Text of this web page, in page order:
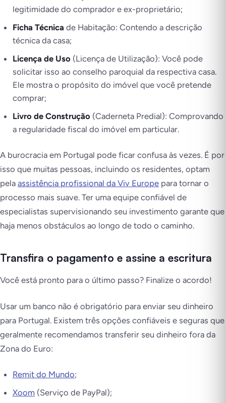
legitimidade do comprador e ex-proprietário;
Ficha Técnica de Habitação: Contendo a descrição
técnica da casa;
Licença de Uso (Licença de Utilização): Você pode
solicitar isso ao conselho paroquial da respectiva casa.
Ele mostra o propósito do imóvel que você pretende
comprar;
Livro de Construção (Caderneta Predial): Comprovando
a regularidade fiscal do imóvel em particular.
A burocracia em Portugal pode ficar confusa às vezes. É por
isso que muitas pessoas, incluindo os residentes, optam
pela assistência profissional da Viv Europe para tornar o
processo mais suave. Ter uma equipe confiável de
especialistas supervisionando seu investimento garante que
haja menos obstáculos ao longo de todo o caminho.
Transfira o pagamento e assine a escritura
Você está pronto para o último passo? Finalize o acordo!
Usar um banco não é obrigatório para enviar seu dinheiro
para Portugal. Existem três opções confiáveis e seguras que
geralmente recomendamos transferir seu dinheiro fora da
Zona do Euro:
Remit do Mundo;
Xoom (Serviço de PayPal);